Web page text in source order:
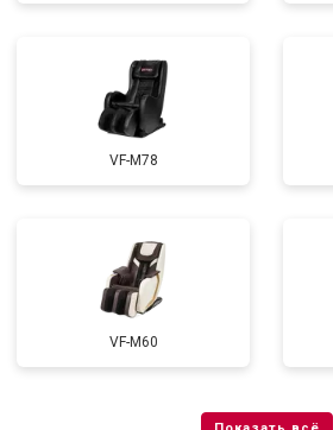
VF-M78
VF-M60